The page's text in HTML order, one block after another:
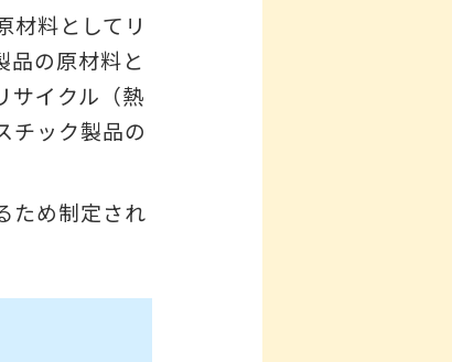
材料としてリ
品の原材料と
サイクル（熱
チック製品の
ため制定され